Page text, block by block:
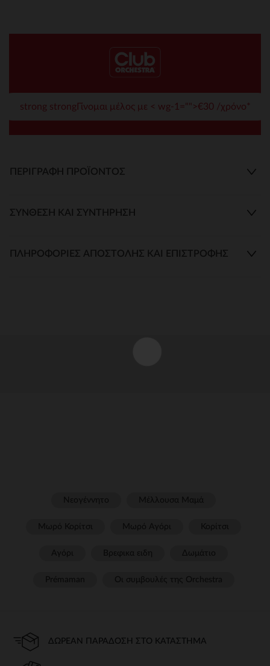
strong strongΓίνομαι μέλος με < wg-1="">€30 /χρόνο*
ΠΕΡΙΓΡΑΦΉ ΠΡΟΪΌΝΤΟΣ
ΣΎΝΘΕΣΗ ΚΑΙ ΣΥΝΤΉΡΗΣΗ
ΠΛΗΡΟΦΟΡΊΕΣ ΑΠΟΣΤΟΛΉΣ ΚΑΙ ΕΠΙΣΤΡΟΦΉΣ
ΔΩΡΕΆΝ ΠΑΡΆΔΟΣΗ ΣΤΟ ΚΑΤΆΣΤΗΜΑ